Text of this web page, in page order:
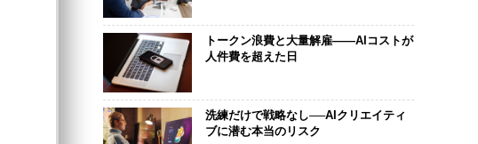
トークン浪費と大量解雇――AIコストが
人件費を超えた日
洗練だけで戦略なし──AIクリエイティ
ブに潜む本当のリスク